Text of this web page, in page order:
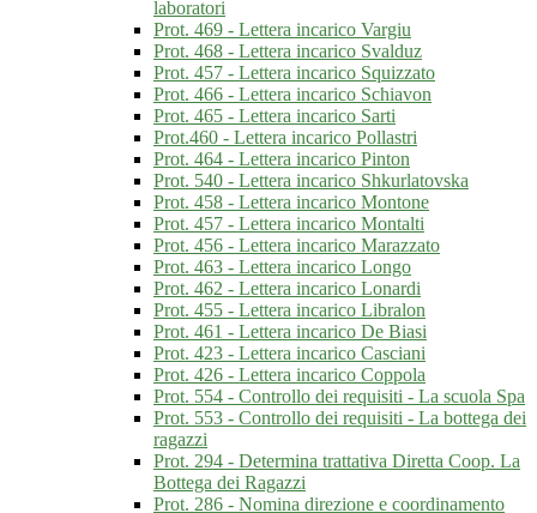
laboratori
Prot. 469 - Lettera incarico Vargiu
Prot. 468 - Lettera incarico Svalduz
Prot. 457 - Lettera incarico Squizzato
Prot. 466 - Lettera incarico Schiavon
Prot. 465 - Lettera incarico Sarti
Prot.460 - Lettera incarico Pollastri
Prot. 464 - Lettera incarico Pinton
Prot. 540 - Lettera incarico Shkurlatovska
Prot. 458 - Lettera incarico Montone
Prot. 457 - Lettera incarico Montalti
Prot. 456 - Lettera incarico Marazzato
Prot. 463 - Lettera incarico Longo
Prot. 462 - Lettera incarico Lonardi
Prot. 455 - Lettera incarico Libralon
Prot. 461 - Lettera incarico De Biasi
Prot. 423 - Lettera incarico Casciani
Prot. 426 - Lettera incarico Coppola
Prot. 554 - Controllo dei requisiti - La scuola Spa
Prot. 553 - Controllo dei requisiti - La bottega dei
ragazzi
Prot. 294 - Determina trattativa Diretta Coop. La
Bottega dei Ragazzi
Prot. 286 - Nomina direzione e coordinamento